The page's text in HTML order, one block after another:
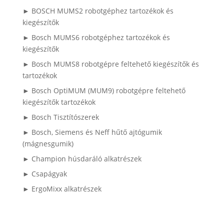
► BOSCH MUMS2 robotgéphez tartozékok és
kiegészítők
► Bosch MUMS6 robotgéphez tartozékok és
kiegészítők
► Bosch MUMS8 robotgépre feltehető kiegészítők és
tartozékok
► Bosch OptiMUM (MUM9) robotgépre feltehető
kiegészítők tartozékok
► Bosch Tisztítószerek
► Bosch, Siemens és Neff hűtő ajtógumik
(mágnesgumik)
► Champion húsdaráló alkatrészek
► Csapágyak
► ErgoMixx alkatrészek